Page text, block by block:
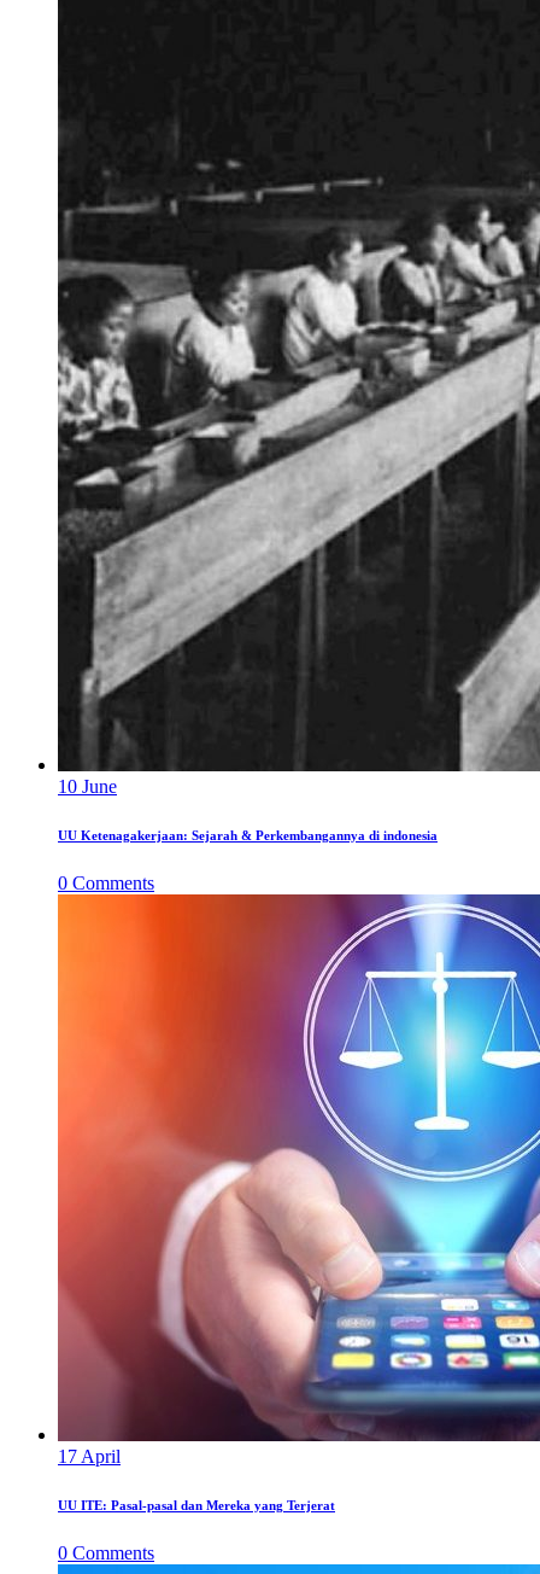
10 June
UU Ketenagakerjaan: Sejarah & Perkembangannya di indonesia
0 Comments
17 April
UU ITE: Pasal-pasal dan Mereka yang Terjerat
0 Comments